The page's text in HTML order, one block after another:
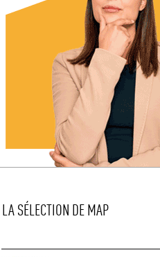
LA SÉLECTION DE MAP